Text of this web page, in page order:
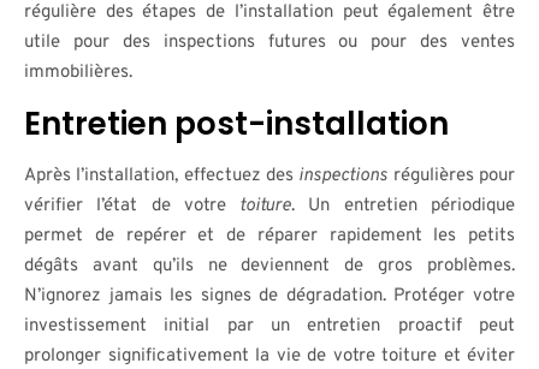
régulière des étapes de l’installation peut également être
utile pour des inspections futures ou pour des ventes
immobilières.
Entretien post-installation
Après l’installation, effectuez des inspections régulières pour
vérifier l’état de votre toiture. Un entretien périodique
permet de repérer et de réparer rapidement les petits
dégâts avant qu’ils ne deviennent de gros problèmes.
N’ignorez jamais les signes de dégradation. Protéger votre
investissement initial par un entretien proactif peut
prolonger significativement la vie de votre toiture et éviter